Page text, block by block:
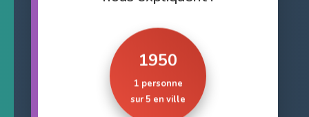
1950
1 personne
sur 5 en ville